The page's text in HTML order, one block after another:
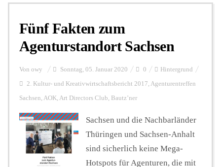
Personalien
Hintergrund
FUNKTURM-Beiträge
Podcast
Fünf Fakten zum
Agenturstandort Sachsen
Von owy Sonntag, 05. Januar 2020 0 Hintergrund
2. Kultur- und Kreativwirtschaftsbericht 2017, Agenturentreffen
Sachsen, AOK, Art Directors Club, Bautz’ner
Sachsen und die Nachbarländer
Thüringen und Sachsen-Anhalt
sind sicherlich keine Mega-
Hotspots für Agenturen, die mit